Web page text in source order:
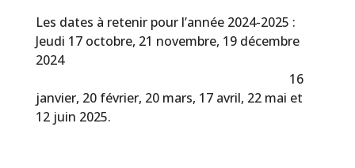
Les dates à retenir pour l’année 2024-2025 :
Jeudi 17 octobre, 21 novembre, 19 décembre
2024
16
janvier, 20 février, 20 mars, 17 avril, 22 mai et
12 juin 2025.